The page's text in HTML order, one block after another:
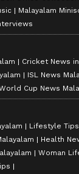
Malayalam
Cricket News
ISL News
Cup News
Lifestyle
Health
Woman